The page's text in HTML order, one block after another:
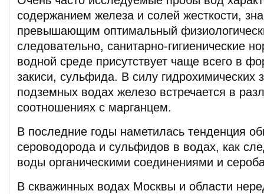
содержанием железа и солей жесткости,
превышающим оптимальный
следовательно, санитарно-гигиенические
водной среде присутствует чаще всего в
закиси, сульфида. В силу гидрохимических
подземных водах железо встречается в
соотношениях с марганцем.
В последние годы наметилась тенденция
сероводорода и сульфидов в водах, как
воды органическими соединениями и
В скважинных водах Москвы и области